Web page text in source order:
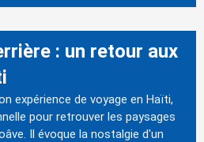
: un retour aux
expérience de voyage en Haïti,
pour retrouver les paysages
Il évoque la nostalgie d'un